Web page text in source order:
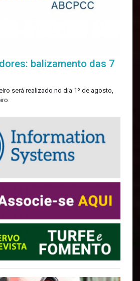
balizamento das 7
será realizado no dia 1º de agosto,